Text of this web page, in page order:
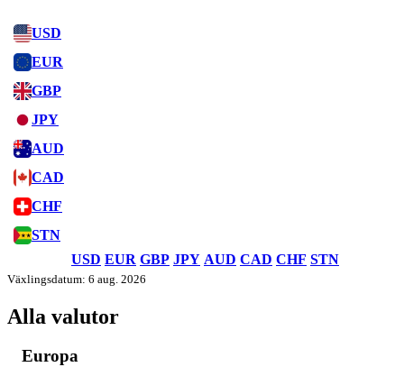
USD
EUR
GBP
JPY
AUD
CAD
CHF
STN
USD EUR GBP JPY AUD CAD CHF STN
Växlingsdatum: 6 aug. 2026
Alla valutor
Europa